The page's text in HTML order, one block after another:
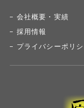
会社概要・実績
採用情報
プライバシーポリシ